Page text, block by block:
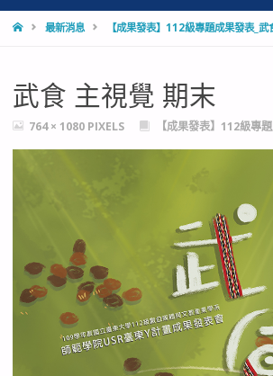
HOME最新消息 【成果發表】112級專題成果發表_武
武食 主視覺 期末
FULL764 × 1080 PIXELS 【成果發表】112級專